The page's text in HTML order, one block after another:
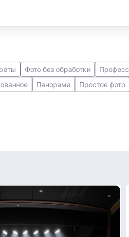
Фото без обработки
Панорама Простое фото